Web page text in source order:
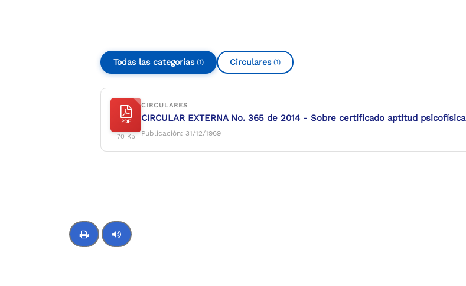
Todas las categorías (1) Circulares (1)
PDF
70 Kb
CIRCULARES
CIRCULAR EXTERNA No. 365 de 2014 - Sobre certificado aptitud psicofísica
Publicación: 31/12/1969